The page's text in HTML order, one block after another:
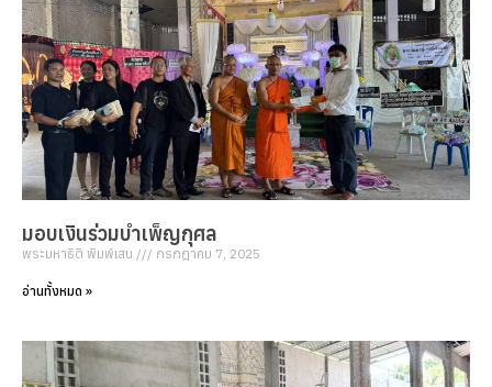
มอบเงินร่วมบำเพ็ญกุศล
พระมหาธิติ พิมพ์เสน กรกฎาคม 7, 2025
อ่านทั้งหมด »